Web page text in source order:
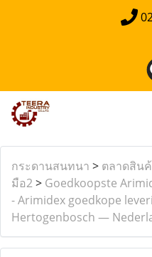
กระดานสนทนา > ตลาดสิน
มือ2> Goedkoopste
- Arimidex goedkope
Hertogenbosch —